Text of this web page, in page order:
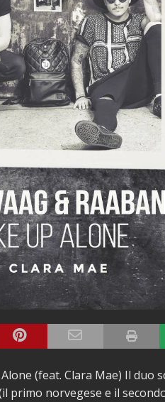
(feat. Clara Mae) Il duo
primo norvegese e il